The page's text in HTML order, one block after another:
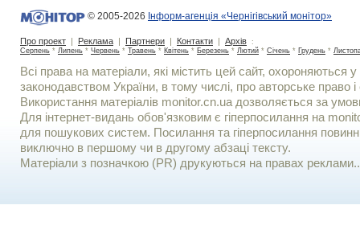
© 2005-2026 Інформ-агенція «Чернігівський монітор»
Про проект | Реклама | Партнери | Контакти | Архів :
Серпень * Липень * Червень * Травень * Квітень * Березень * Лютий * Січень * Грудень *
Всі права на матеріали, які містить цей сайт, охороняються у
законодавством України, в тому числі, про авторське право і
Використання матерiалiв monitor.cn.ua дозволяється за
Для iнтернет-видань обов'язковим є гiперпосилання на
для пошукових систем. Посилання та гіперпосилання
виключно в першому чи в другому абзаці тексту.
Матеріали з позначкою (PR) друкуються на правах реклами..